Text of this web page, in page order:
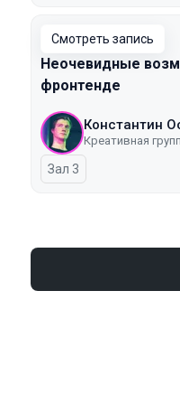
Смотреть запись
Неочевидные
фронтенде
Константин
Креативная
Зал 3